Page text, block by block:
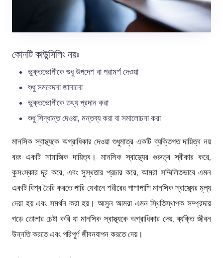
কোনটি কাউন্সিলিং নয়ঃ
ভুক্তভোগীকে শুধু উপদেশ বা পরামর্শ দেওয়া
শুধু সমবেদনা জানানো
ভুক্তভোগীকে তথ্য প্রদান করা
শুধু সিদ্ধান্ত দেওয়া, মন্তব্য করা বা সমালোচনা করা
মানসিক স্বাস্থ্যকে অগ্রাধিকার দেওয়া শুধুমাত্র একটি ব্যক্তিগত দায়িত্ব নয়
বরং একটি সামাজিক দায়িত্ব। মানসিক স্বাস্থ্যের গুরুত্ব স্বীকার করে,
কুসংস্কার দূর করে, এবং সুস্থতার প্রচার করে, আমরা সম্মিলিতভাবে এমন
একটি বিশ্ব তৈরি করতে পারি যেখানে শরীরের পাশাপাশি মানসিক স্বাস্থ্যের মূল্য
দেয়া হয় এবং সমর্থন করা হয়। আসুন আমরা এমন স্থিতিস্থাপক সম্প্রদায়
গড়ে তোলার চেষ্টা করি যা মানসিক স্বাস্থ্যকে অগ্রাধিকার দেয়, ব্যক্তি জীবন
উন্নতি করতে এবং পরিপূর্ণ জীবনযাপন করতে দেয়।